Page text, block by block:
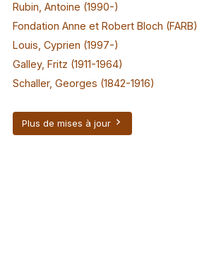
Rubin, Antoine (1990-)
Fondation Anne et Robert Bloch (FARB)
Louis, Cyprien (1997-)
Galley, Fritz (1911-1964)
Schaller, Georges (1842-1916)
Plus de mises à jour